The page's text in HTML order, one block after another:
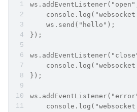
console.log("websocket
    ws.send("hello");
});
console.log("websocket
});
console.log("websocket